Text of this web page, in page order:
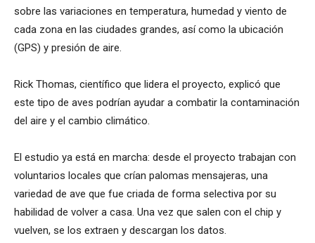
sobre las variaciones en temperatura, humedad y viento de
cada zona en las ciudades grandes, así como la ubicación
(GPS) y presión de aire.
Rick Thomas, científico que lidera el proyecto, explicó que
este tipo de aves podrían ayudar a combatir la contaminación
del aire y el cambio climático.
El estudio ya está en marcha: desde el proyecto trabajan con
voluntarios locales que crían palomas mensajeras, una
variedad de ave que fue criada de forma selectiva por su
habilidad de volver a casa. Una vez que salen con el chip y
vuelven, se los extraen y descargan los datos.